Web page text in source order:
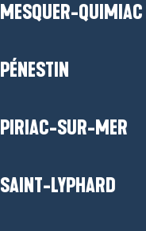
MESQUER-QUIMIAC
PÉNESTIN
PIRIAC-SUR-MER
SAINT-LYPHARD